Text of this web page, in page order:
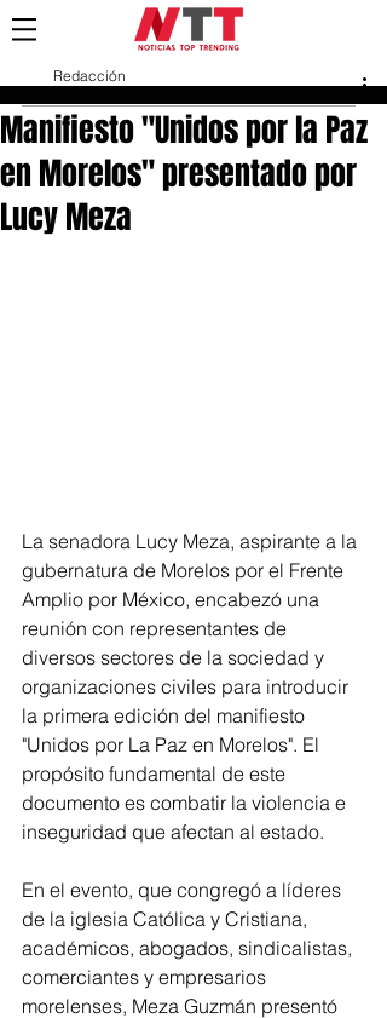
Manifiesto "Unidos por la Paz
en Morelos" presentado por
Lucy Meza
Redacción
La senadora Lucy Meza, aspirante a la
gubernatura de Morelos por el Frente
Amplio por México, encabezó una
reunión con representantes de
diversos sectores de la sociedad y
organizaciones civiles para introducir
la primera edición del manifiesto
"Unidos por La Paz en Morelos". El
propósito fundamental de este
documento es combatir la violencia e
inseguridad que afectan al estado.
En el evento, que congregó a líderes
de la iglesia Católica y Cristiana,
académicos, abogados, sindicalistas,
comerciantes y empresarios
morelenses, Meza Guzmán presentó